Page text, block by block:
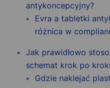
antykoncepcyjny?
Evra a tabletki
różnica w
Jak prawidłowo
schemat krok po
Gdzie naklejać